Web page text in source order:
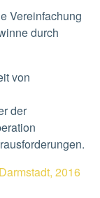
Vereinfachung
durch
von
der
2016